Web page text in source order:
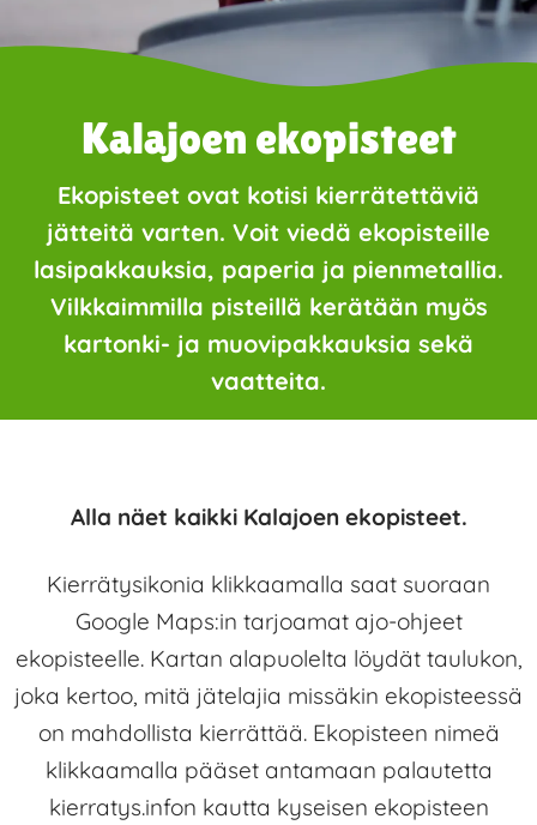
Kalajoen ekopisteet
Ekopisteet ovat kotisi kierrätettäviä
jätteitä varten. Voit viedä ekopisteille
lasipakkauksia, paperia ja pienmetallia.
Vilkkaimmilla pisteillä kerätään myös
kartonki- ja muovipakkauksia sekä
vaatteita.
Alla näet kaikki Kalajoen ekopisteet.
Kierrätysikonia klikkaamalla saat suoraan
Google Maps:in tarjoamat ajo-ohjeet
ekopisteelle. Kartan alapuolelta löydät taulukon,
joka kertoo, mitä jätelajia missäkin ekopisteessä
on mahdollista kierrättää. Ekopisteen nimeä
klikkaamalla pääset antamaan palautetta
kierratys.infon kautta kyseisen ekopisteen